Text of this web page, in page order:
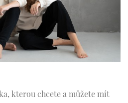
kterou chcete a můžete mít